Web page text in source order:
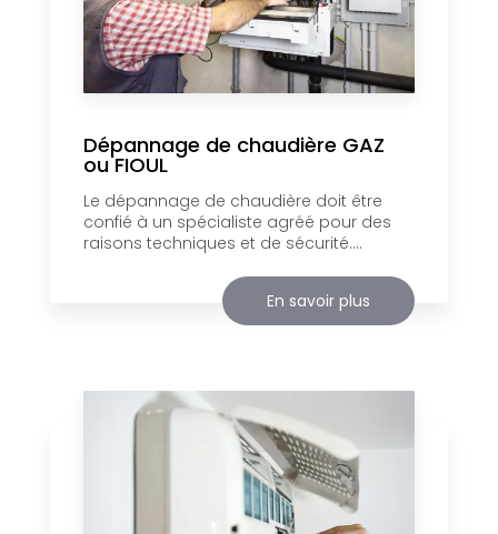
Dépannage de chaudière GAZ
ou FIOUL
Le dépannage de chaudière doit être
confié à un spécialiste agréé pour des
raisons techniques et de sécurité....
En savoir plus